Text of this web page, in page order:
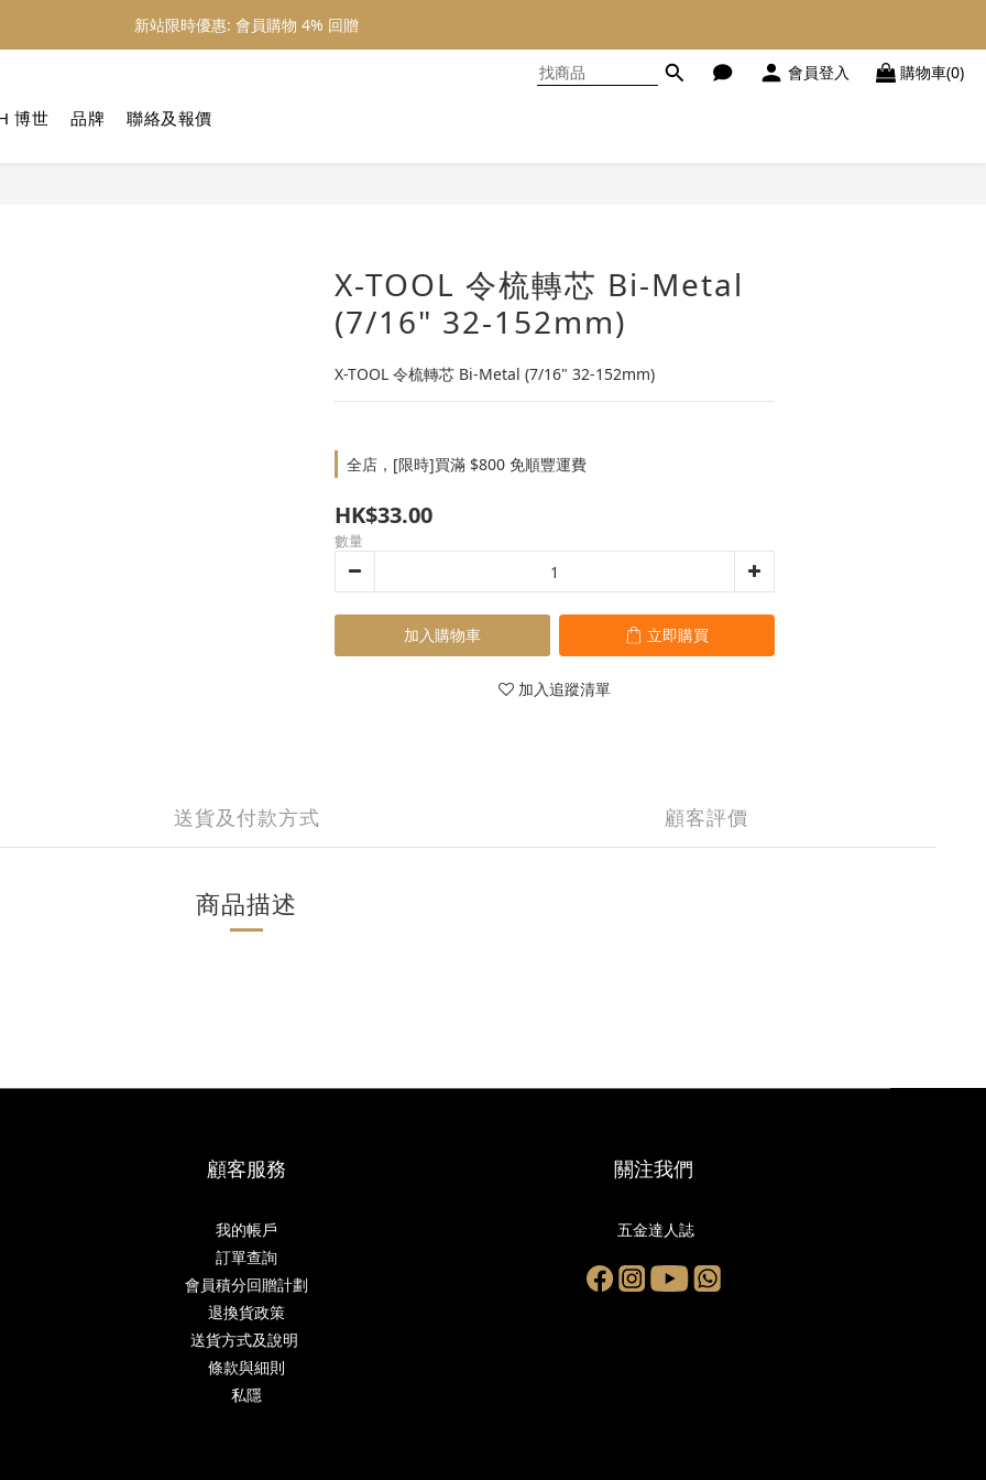
新站限時優惠: 會員購物 4% 回贈
新站限時優惠: 會員購物 4% 回贈
新站限時優惠: 會員購物 4% 回贈
會員登入 購物車(0)
博世 品牌 聯絡及報價
X-TOOL 令梳轉芯 Bi-Metal
(7/16" 32-152mm)
X-TOOL 令梳轉芯 Bi-Metal (7/16" 32-152mm)
全店，[限時]買滿 $800 免順豐運費
HK$33.00
數量
加入購物車 立即購買
加入追蹤清單
送貨及付款方式 顧客評價
商品描述
顧客服務
我的帳戶
訂單查詢
會員積分回贈計劃
退換貨政策
送貨方式及說明
條款與細則
私隱
關注我們
五金達人誌